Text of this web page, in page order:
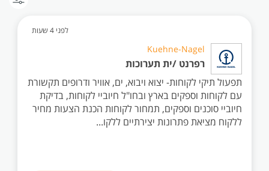
לפני 4 שעות
Kuehne-Nagel
רפרנט /ית תערוכות
תפעול תיקי לקוחות- יצוא ויבוא, ים, אוויר ודרופים תקשורת
עם לקוחות וספקים בארץ ובחו"ל חיוביי לקוחות, בדיקת
חיוביי סוכנים וספקים, תמחור לקוחות הכנת הצעות מחיר
ללקוח מציאת פתרונות יצירתיים ללקו...